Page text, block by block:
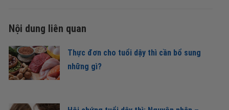
Nội dung liên quan
Thực đơn cho tuổi dậy thì cần bổ sung
những gì?